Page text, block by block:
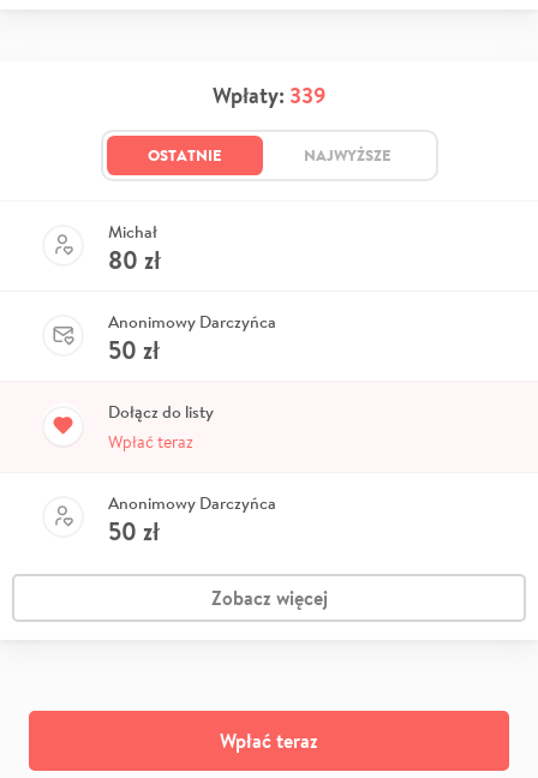
Wpłaty: 339
OSTATNIE NAJWYŻSZE
Michał
80 zł
Anonimowy Darczyńca
50 zł
Dołącz do listy
Wpłać teraz
Anonimowy Darczyńca
50 zł
Zobacz więcej
Wpłać teraz